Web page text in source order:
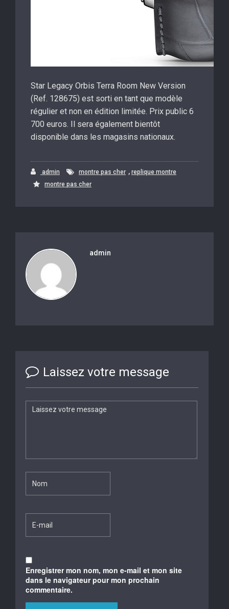
Star Legacy Orbis Terra Room New Version
(Ref. 128675) est sorti en tant que modèle
régulier et non en édition limitée. Prix ​​public 6
700 euros. Il sera également bientôt
disponible dans les magasins nationaux.
admin montre pas cher , replique montre
montre pas cher
admin
Laissez votre message
Enregistrer mon nom, mon e-mail et mon site
dans le navigateur pour mon prochain
commentaire.